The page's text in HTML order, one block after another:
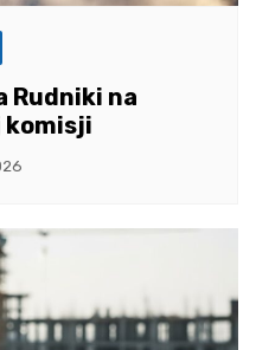
Rudniki na
komisji